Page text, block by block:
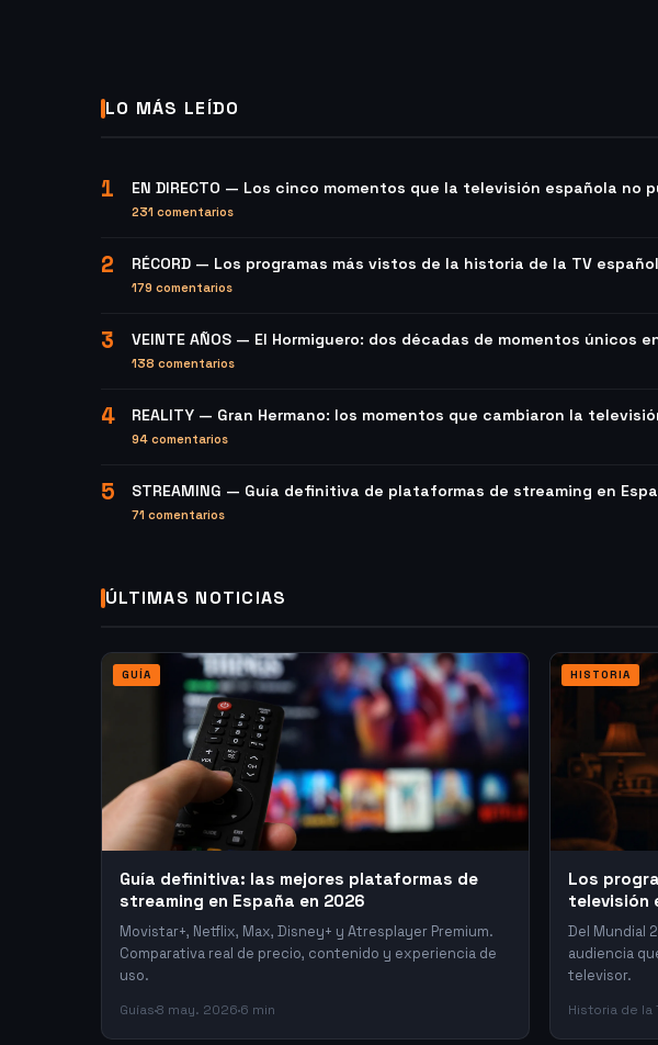
LO MÁS LEÍDO
1 EN DIRECTO — Los cinco momentos que la televisión española no
231 comentarios
2 RÉCORD — Los programas más vistos de la historia de la TV
179 comentarios
3 VEINTE AÑOS — El Hormiguero: dos décadas de momentos únicos
138 comentarios
4 REALITY — Gran Hermano: los momentos que cambiaron la
94 comentarios
5 STREAMING — Guía definitiva de plataformas de streaming en
71 comentarios
ÚLTIMAS NOTICIAS
GUÍA
Guía definitiva: las mejores plataformas de
streaming en España en 2026
Movistar+, Netflix, Max, Disney+ y Atresplayer Premium.
Comparativa real de precio, contenido y experiencia de
uso.
Guías 8 may. 2026 6 min
HISTORIA
Los
televisión
Del Mundial
audiencia
televisor.
Historia de la